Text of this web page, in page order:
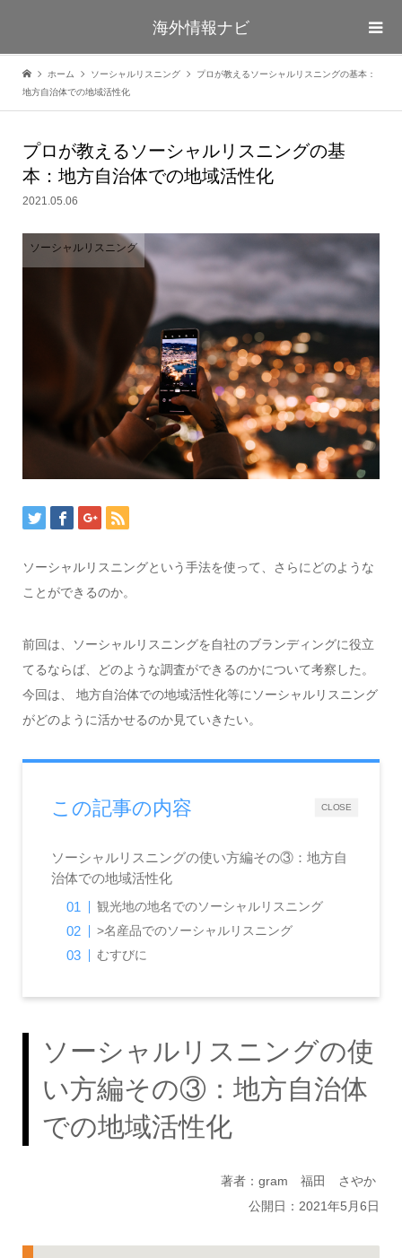
海外情報ナビ
ホーム ソーシャルリスニング
プロが教えるソーシャルリスニングの基本：
地方自治体での地域活性化
プロが教えるソーシャルリスニングの基
本：地方自治体での地域活性化
2021.05.06
ソーシャルリスニング
ソーシャルリスニングという手法を使って、さらにどのような
ことができるのか。
前回は、ソーシャルリスニングを自社のブランディングに役立
てるならば、どのような調査ができるのかについて考察した。
今回は、 地方自治体での地域活性化等にソーシャルリスニング
がどのように活かせるのか見ていきたい。
CLOSE
この記事の内容
ソーシャルリスニングの使い方編その③：地方自
治体での地域活性化
観光地の地名でのソーシャルリスニング
>名産品でのソーシャルリスニング
むすびに
ソーシャルリスニングの使
い方編その③：地方自治体
での地域活性化
著者：gram 福田 さやか
公開日：2021年5月6日